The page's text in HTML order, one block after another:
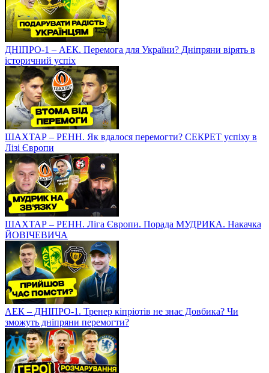
ДНІПРО-1 – АЕК. Перемога для України? Дніпряни вірять в
історичний успіх
ШАХТАР – РЕНН. Як вдалося перемогти? СЕКРЕТ успіху в
Лізі Європи
ШАХТАР – РЕНН. Ліга Європи. Порада МУДРИКА. Накачка
ЙОВІЧЕВИЧА
АЕК – ДНІПРО-1. Тренер кіпріотів не знає Довбика? Чи
зможуть дніпряни перемогти?